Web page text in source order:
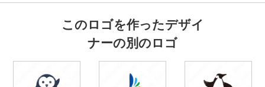
このロゴを作ったデザイ
ナーの別のロゴ